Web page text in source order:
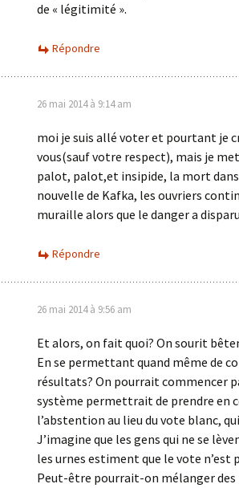
de « légitimité ».
Répondre
26 mai 2014 à 9:14 am
moi je suis allé voter et pourtant je
vous(sauf votre respect), mais je
palot, palot,et insipide, la mort dans
nouvelle de Kafka, les ouvriers
muraille alors que le danger a
Répondre
26 mai 2014 à 9:56 am
Et alors, on fait quoi? On sourit
En se permettant quand même de
résultats? On pourrait commencer
système permettrait de prendre en
l’abstention au lieu du vote blanc,
J’imagine que les gens qui ne se
les urnes estiment que le vote n’est
Peut-être pourrait-on mélanger des